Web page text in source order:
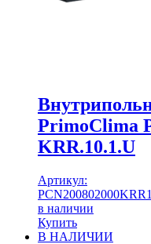
PrimoClima
KRR.10.1.U
Артикул:
в наличии
Купить
В НАЛИЧИИ